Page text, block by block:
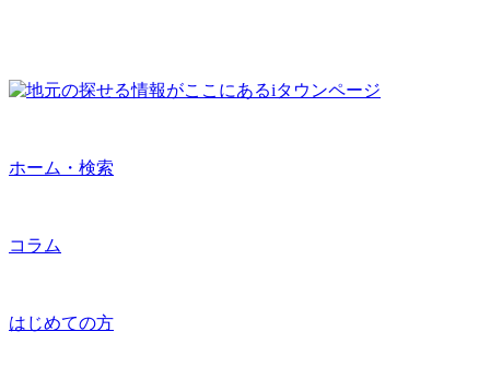
ホーム・検索
コラム
はじめての方